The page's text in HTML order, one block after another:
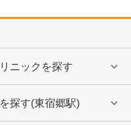
ニックを探す
探す(東宿郷駅)